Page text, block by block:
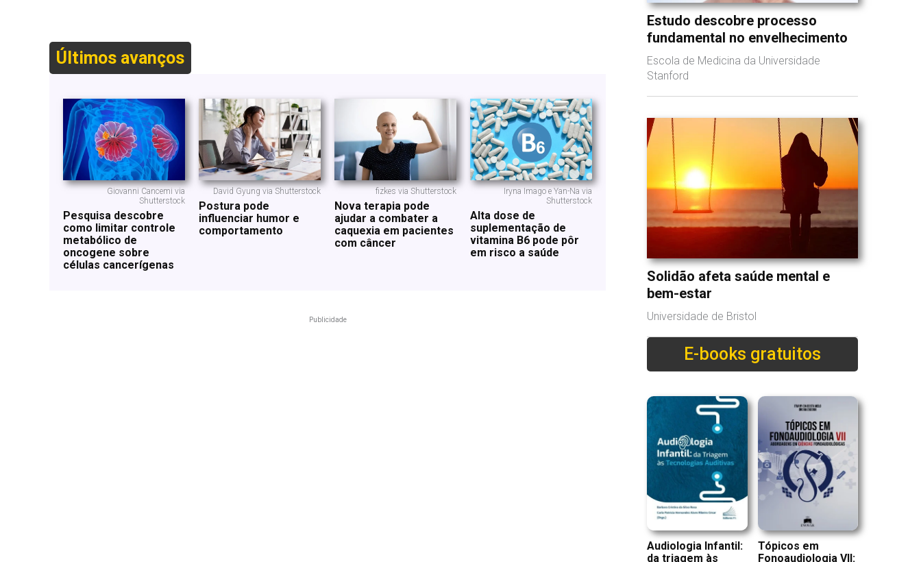
Últimos avanços
Giovanni Cancemi via
Shutterstock
Pesquisa descobre
como limitar controle
metabólico de
oncogene sobre
células cancerígenas
David Gyung via Shutterstock
Postura pode
influenciar humor e
comportamento
fizkes via Shutterstock
Nova terapia pode
ajudar a combater a
caquexia em pacientes
com câncer
Iryna Imago e Yan-Na via
Shutterstock
Alta dose de
suplementação de
vitamina B6 pode pôr
em risco a saúde
Publicidade
Estudo descobre processo
fundamental no envelhecimento
Escola de Medicina da Universidade
Stanford
Solidão afeta saúde mental e
bem-estar
Universidade de Bristol
E-books gratuitos
Audiologia Infantil:
da triagem às
Tópicos em
Fonoaudiologia VII: